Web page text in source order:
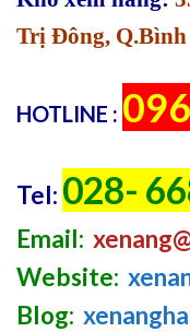
Trị Đông,
HOTLINE :
Tel: 028-
Email:
Website:
Blog: